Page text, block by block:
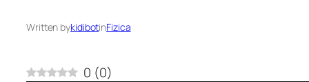
Written bykidibotinFizica
0 (0)